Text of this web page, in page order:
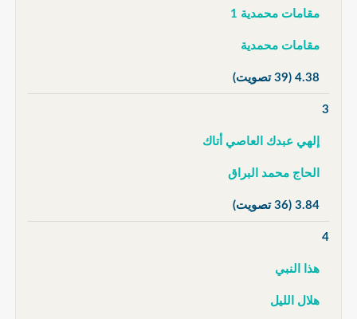
مقامات محمدية 1
مقامات محمدية
4.38 (39 تصويت)
3
إلهي عبدك العاصي أتاك
الحاج محمد البراق
3.84 (36 تصويت)
4
هذا النبي
هلال الليل